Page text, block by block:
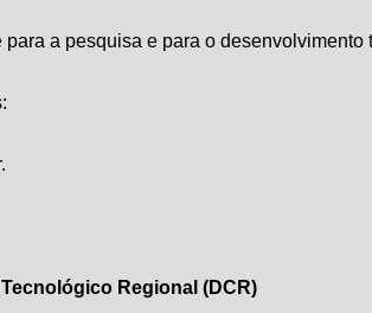
para a pesquisa e para o
Regional (DCR)